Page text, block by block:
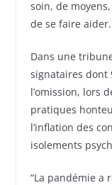
soin, de
de se faire aider.
Dans une
signataires dont
l’omission, lors
pratiques
l’inflation des
isolements
“La pandémie a